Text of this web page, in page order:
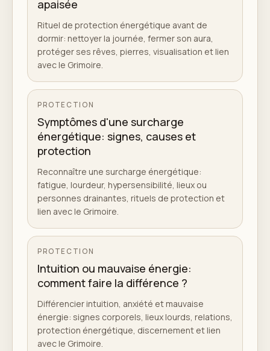
apaisée
Rituel de protection énergétique avant de
dormir: nettoyer la journée, fermer son aura,
protéger ses rêves, pierres, visualisation et lien
avec le Grimoire.
PROTECTION
Symptômes d'une surcharge
énergétique: signes, causes et
protection
Reconnaître une surcharge énergétique:
fatigue, lourdeur, hypersensibilité, lieux ou
personnes drainantes, rituels de protection et
lien avec le Grimoire.
PROTECTION
Intuition ou mauvaise énergie:
comment faire la différence ?
Différencier intuition, anxiété et mauvaise
énergie: signes corporels, lieux lourds, relations,
protection énergétique, discernement et lien
avec le Grimoire.